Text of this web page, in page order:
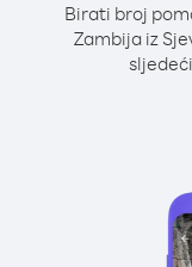
Birati broj
Zambija iz